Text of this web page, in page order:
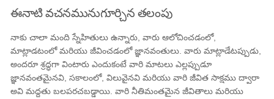
ఈనాటి వచనమునుగూర్చిన తలంపు
నాకు చాలా మంది స్నేహితులు ఉన్నారు, వారు ఆలోచించడంలో,
మాట్లాడటంలో మరియు జీవించడంలో జ్ఞానవంతులు. వారు మాట్లాడేటప్పుడు,
అందరూ శ్రద్ధగా వింటారు ఎందుకంటే వారి మాటలు ఎల్లప్పుడూ
జ్ఞానవంతమైనవి, సకాలంలో, విలువైనవి మరియు వారి జీవిత సాక్షము ద్వారా
అవి మద్దతు బలపరచబడ్డాయి. వారి నీతిమంతమైన జీవితాలు మరియు